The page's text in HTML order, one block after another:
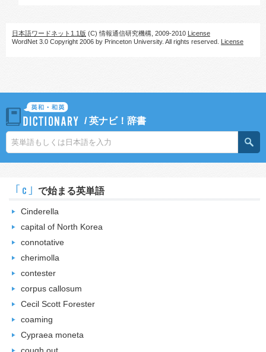
日本語ワードネット1.1版 (C) 情報通信研究機構, 2009-2010 License
WordNet 3.0 Copyright 2006 by Princeton University. All rights reserved. License
/英ナビ！辞書
｢c｣ で始まる英単語
Cinderella
capital of North Korea
connotative
cherimolla
contester
corpus callosum
Cecil Scott Forester
coaming
Cypraea moneta